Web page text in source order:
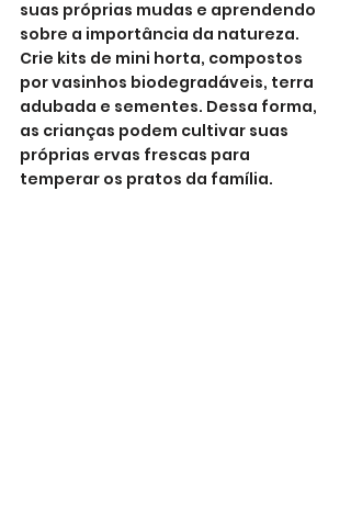
suas próprias mudas e aprendendo
sobre a importância da natureza.
Crie kits de mini horta, compostos
por vasinhos biodegradáveis, terra
adubada e sementes. Dessa forma,
as crianças podem cultivar suas
próprias ervas frescas para
temperar os pratos da família.